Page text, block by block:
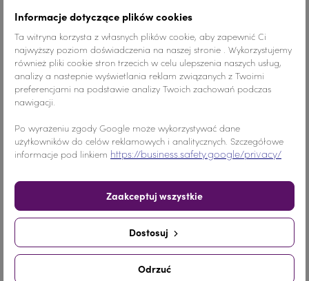
Kolor Niebieski
Materiał Szkło
Ilość
Nr.Kategorii 957b
- + Dodaj do koszyka
Udostępnij
Pinterest
Informacje dotyczące plików cookies
Ta witryna korzysta z własnych plików cookie, aby zapewnić Ci
najwyższy poziom doświadczenia na naszej stronie . Wykorzystujemy
również pliki cookie stron trzecich w celu ulepszenia naszych usług,
analizy a nastepnie wyświetlania reklam związanych z Twoimi
preferencjami na podstawie analizy Twoich zachowań podczas
nawigacji.
Po wyrażeniu zgody Google może wykorzystywać dane
użytkowników do celów reklamowych i analitycznych. Szczegółowe
informacje pod linkiem https://business.safety.google/privacy/
Odrzuć
Dostosuj
Zaakceptuj wszystkie